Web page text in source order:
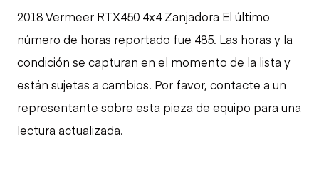
2018 Vermeer RTX450 4x4 Zanjadora El último
número de horas reportado fue 485. Las horas y la
condición se capturan en el momento de la lista y
están sujetas a cambios. Por favor, contacte a un
representante sobre esta pieza de equipo para una
lectura actualizada.